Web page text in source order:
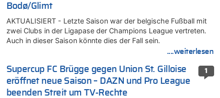
Bodø/Glimt
AKTUALISIERT - Letzte Saison war der belgische Fußball mit
zwei Clubs in der Ligapase der Champions League vertreten.
Auch in dieser Saison könnte dies der Fall sein.
....weiterlesen
1
Supercup FC Brügge gegen Union St. Gilloise
eröffnet neue Saison – DAZN und Pro League
beenden Streit um TV-Rechte